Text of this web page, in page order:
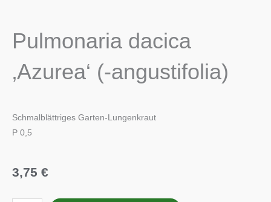
Pulmonaria dacica
‚Azurea‘ (-angustifolia)
Schmalblättriges Garten-Lungenkraut
P 0,5
3,75 €